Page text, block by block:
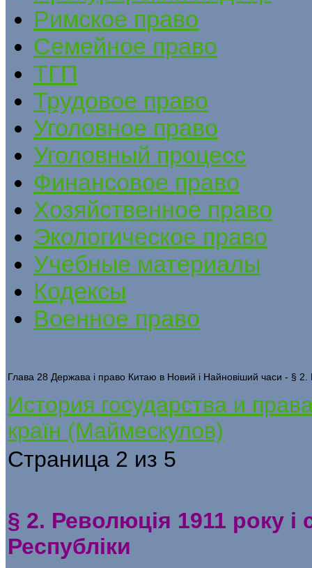
Римское право
Семейное право
ТГП
Трудовое право
Уголовное право
Уголовный процесс
Финансовое право
Хозяйственное право
Экологическое право
Учебные материалы
Кодексы
Военное право
Глава 28 Держава і право Китаю в Новий і Найновіший часи - § 2.
История государства и
країн (Маймескулов)
Страница 2 из 5
§ 2. Революція 1911 року і
Республіки